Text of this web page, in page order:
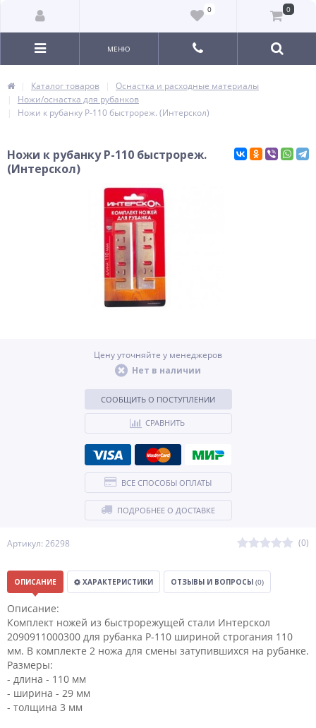
0 0
МЕНЮ
Каталог товаров
Оснастка и расходные материалы
Ножи/оснастка для рубанков
Ножи к рубанку Р-110 быстрореж. (Интерскол)
Ножи к рубанку Р-110 быстрореж.
(Интерскол)
Артикул: 26298 (0)
Цену уточняйте у менеджеров
Нет в наличии
СООБЩИТЬ О ПОСТУПЛЕНИИ
СРАВНИТЬ
ВСЕ СПОСОБЫ ОПЛАТЫ
ПОДРОБНЕЕ О ДОСТАВКЕ
ОПИСАНИЕ ХАРАКТЕРИСТИКИ ОТЗЫВЫ И ВОПРОСЫ (0)
Описание:
Комплект ножей из быстрорежущей стали Интерскол
2090911000300 для рубанка Р-110 шириной строгания 110
мм. В комплекте 2 ножа для смены затупившихся на рубанке.
Размеры:
- длина - 110 мм
- ширина - 29 мм
- толщина 3 мм